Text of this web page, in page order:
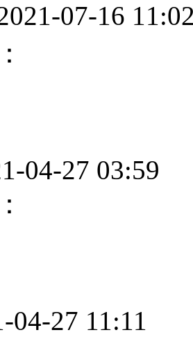
07-16
04-27 03:59
04-27 11:11